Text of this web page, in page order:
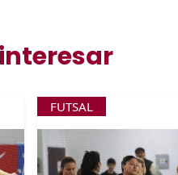
FUTSAL